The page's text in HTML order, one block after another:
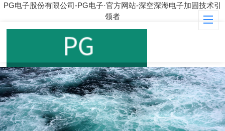
PG电子股份有限公司-PG电子·官方网站-深空深海电子加固技术引
领者